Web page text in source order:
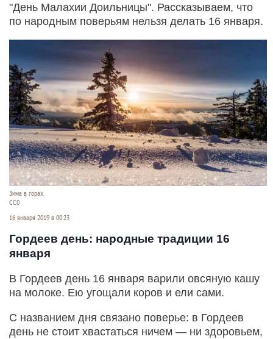
"День Малахии Доильницы". Рассказываем, что
по народным поверьям нельзя делать 16 января.
Зима в горах.
СС0
16 января 2019 в 00:23
Гордеев день: народные традиции 16
января
В Гордеев день 16 января варили овсяную кашу
на молоке. Ею угощали коров и ели сами.
С названием дня связано поверье: в Гордеев
день не стоит хвастаться ничем — ни здоровьем,